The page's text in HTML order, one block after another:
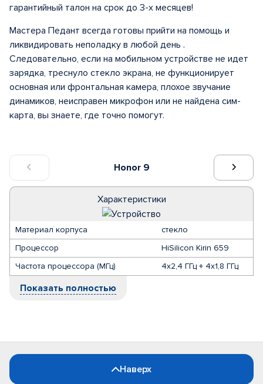
Honor 9
Характеристики
Материал корпуса
стекло
Процессор
HiSilicon Kirin 659
Частота процессора (МГц)
4х2,4 ГГц + 4х1,8 ГГц
Показать полностью
гарантийный талон на срок до 3-х месяцев!
Мастера Педант всегда готовы прийти на помощь и
ликвидировать неполадку в любой день .
Следовательно, если на мобильном устройстве не идет
зарядка, треснуло стекло экрана, не функционирует
основная или фронтальная камера, плохое звучание
динамиков, неисправен микрофон или не найдена сим-
карта, вы знаете, где точно помогут.
Наверх